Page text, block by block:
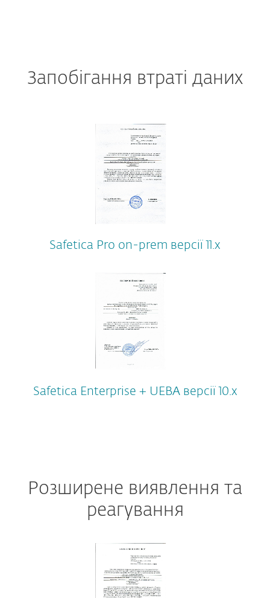
Запобігання втраті даних
Safetica Pro on-prem версії 11.х
Safetica Enterprise + UEBA версії 10.х
Розширене виявлення та
реагування